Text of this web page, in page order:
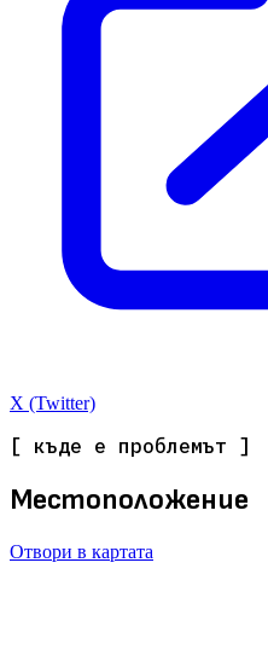
X (Twitter)
[ къде е проблемът ]
Местоположение
Отвори в картата